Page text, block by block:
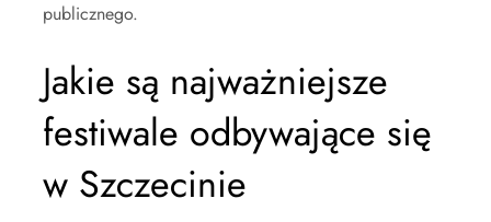
publicznego.
Jakie są najważniejsze
festiwale odbywające się
w Szczecinie